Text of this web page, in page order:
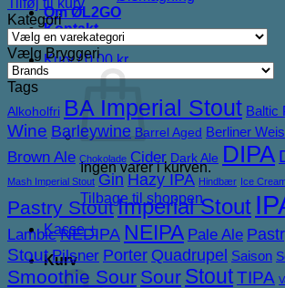
Om ØL2GO
Kontakt
Kurv /0,00kr.
Ingen varer i kurven.
Tilbage til shoppen
Kasse +
Kurv
Tilføj til kurv
Kategori
Vælg Bryggeri
Tags
Alkoholfri BA Imperial Stout Baltic
Wine Barleywine Barrel Aged Berliner
Brown Ale Chokolade Cider Dark Ale DIPA
Mash Imperial Stout Gin Hazy IPA Hindbær Ice
Pastry StoutImperial Stout
Lambic NEDIPA NEIPA Pale Ale
Stout Pilsner Porter Quadrupel Saison
Smoothie Sour Sour StoutTIPA